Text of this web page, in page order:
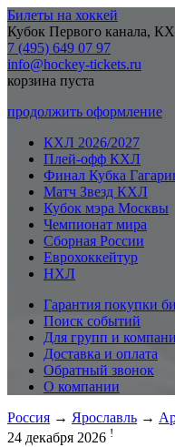
Билеты на хоккей
Кубок Первого канала,
7 (495) 649 07 97
info@hockey-tickets.ru
корзина пуста
продолжить оформление
КХЛ 2026/2027
Плей-офф КХЛ
Финал Кубка
Матч Звезд КХЛ
Кубок мэра Москвы
Чемпионат мира
Сборная России
Еврохоккейтур
НХЛ
Гарантия покупки
Поиск событий
Для групп и
Доставка и оплата
Обратный звонок
О компании
Россия → Ярославль →
24 декабря 2026 !